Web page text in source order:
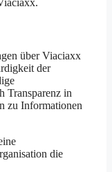
über Viaciaxx
der
Transparenz in
zu Informationen
die